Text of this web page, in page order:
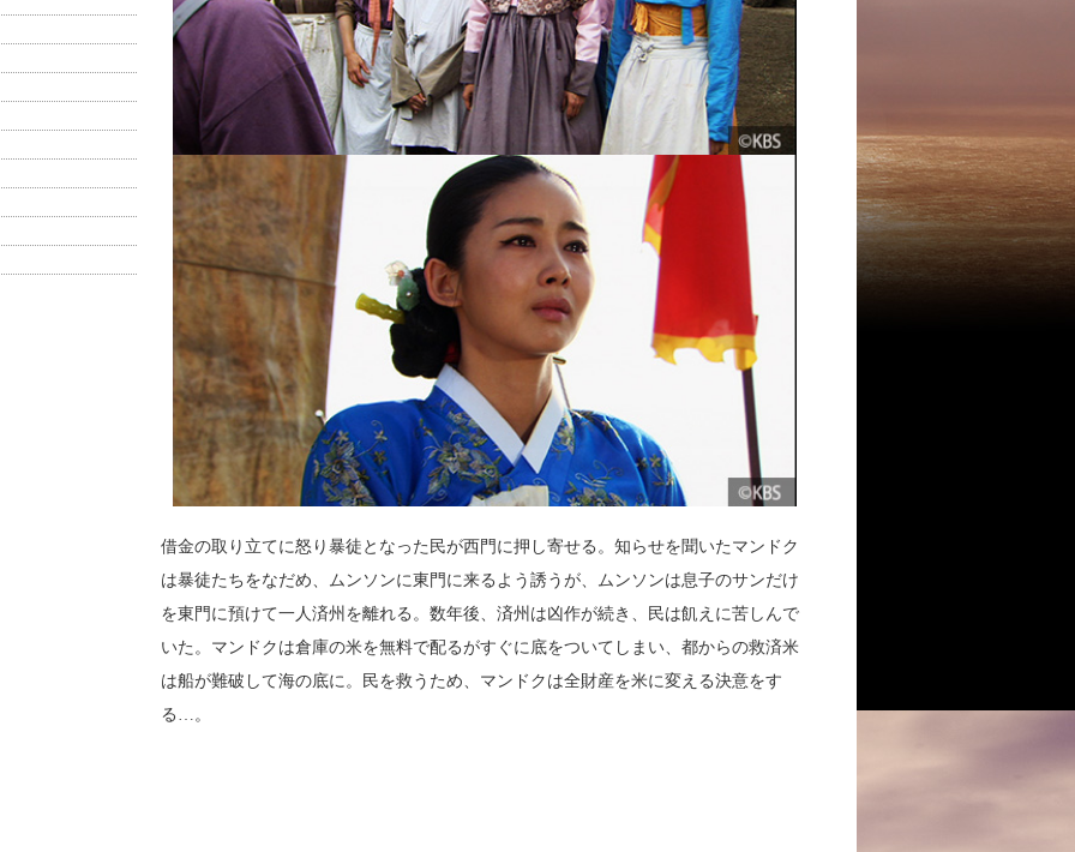
借金の取り立てに怒り暴徒となった民が西門に押し寄せる。知らせを聞いたマンドク
は暴徒たちをなだめ、ムンソンに東門に来るよう誘うが、ムンソンは息子のサンだけ
を東門に預けて一人済州を離れる。数年後、済州は凶作が続き、民は飢えに苦しんで
いた。マンドクは倉庫の米を無料で配るがすぐに底をついてしまい、都からの救済米
は船が難破して海の底に。民を救うため、マンドクは全財産を米に変える決意をす
る…。